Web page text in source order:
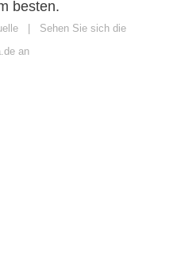
besten.
| Sehen Sie sich die
an